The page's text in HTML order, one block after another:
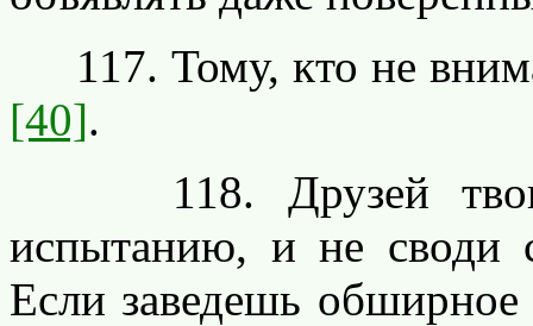
117. Тому, кто не
[40].
118. Друзей твоих
испытанию, и не своди
Если заведешь обширное